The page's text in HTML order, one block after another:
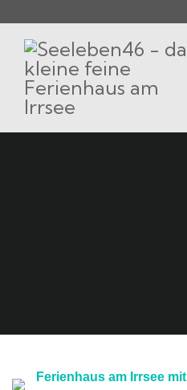
Ferienhaus am Irrsee mit